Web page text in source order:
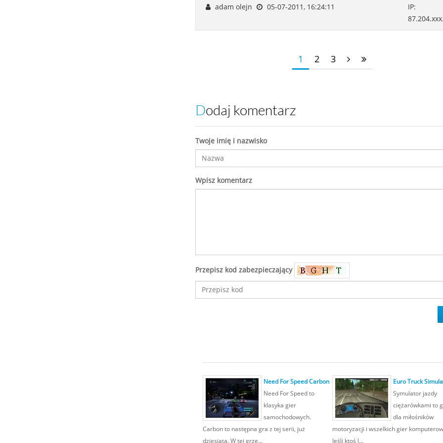
adam olejn 05-07-2011, 16:24:11
IP:
1 2 3
Dodaj komentarz
Twoje imię i nazwisko
Wpisz komentarz
Przepisz kod zabezpieczający
Need For Speed Carbon
Need For Speed to
klasyka gier
samochodowych.
Carbon to następna gra z tej serii, już
dziesiąta. W tej grze...
Euro Truck
Symulator jazdy
ciężarówkami to
dla miłośników
motoryzacji i wszelkich gier
Jeśli ktoś l...